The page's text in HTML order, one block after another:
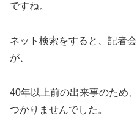
ですね。
ネット検索をすると、記者
が、
40年以上前の出来事のため
つかりませんでした。